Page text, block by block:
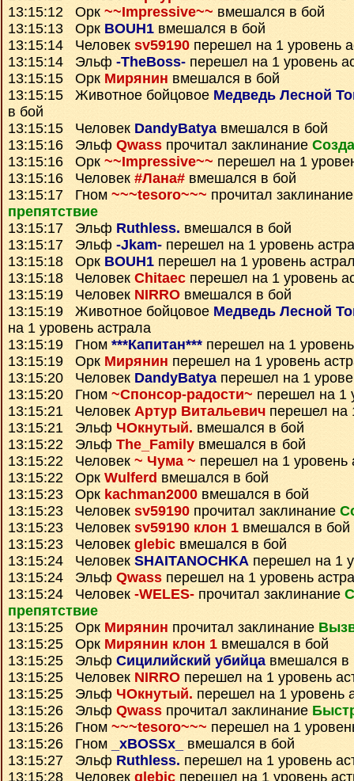
13:15:12 Орк ~~Impressive~~ вмешался в бой
13:15:13 Орк BOUH1 вмешался в бой
13:15:14 Человек sv59190 перешел на 1 уровень
13:15:14 Эльф -TheBoss- перешел на 1 уровень
13:15:15 Орк Мирянин вмешался в бой
13:15:15 Животное бойцовое Медведь Лесной
в бой
13:15:15 Человек DandyBatyaвмешался в бой
13:15:16 Эльф Qwass прочитал заклинание
13:15:16 Орк ~~Impressive~~ перешел на 1
13:15:16 Человек #Лана# вмешался в бой
13:15:17 Гном ~~~tesoro~~~ прочитал
препятствие
13:15:17 Эльф Ruthless. вмешался в бой
13:15:17 Эльф -Jkam- перешел на 1 уровень
13:15:18 Орк BOUH1 перешел на 1 уровень
13:15:18 Человек Chitaec перешел на 1 уровень
13:15:19 Человек NIRRO вмешался в бой
13:15:19 Животное бойцовое Медведь Лесной
на 1 уровень астрала
13:15:19 Гном ***Капитан*** перешел на 1
13:15:19 Орк Мирянин перешел на 1 уровень
13:15:20 Человек DandyBatyaперешел на 1
13:15:20 Гном ~Спонсор-радости~ перешел на 1
13:15:21 Человек Артур Витальевич перешел на
13:15:21 Эльф ЧОкнутый. вмешался в бой
13:15:22 Эльф The_Family вмешался в бой
13:15:22 Человек ~ Чума ~ перешел на 1 уровень
13:15:22 Орк Wulferd вмешался в бой
13:15:23 Орк kachman2000 вмешался в бой
13:15:23 Человек sv59190 прочитал заклинание
13:15:23 Человек sv59190 клон 1 вмешался в бой
13:15:23 Человек glebic вмешался в бой
13:15:24 Человек SHAITANOCHKA перешел на 1
13:15:24 Эльф Qwass перешел на 1 уровень
13:15:24 Человек -WELES- прочитал заклинание
препятствие
13:15:25 Орк Мирянин прочитал заклинание
13:15:25 Орк Мирянин клон 1 вмешался в бой
13:15:25 Эльф Сицилийский убийцавмешался в
13:15:25 Человек NIRRO перешел на 1 уровень
13:15:25 Эльф ЧОкнутый. перешел на 1 уровень
13:15:26 Эльф Qwass прочитал заклинание
13:15:26 Гном ~~~tesoro~~~ перешел на 1
13:15:26 Гном
_xBOSSx_
вмешался в бой
13:15:27 Эльф Ruthless. перешел на 1 уровень
13:15:28 Человек glebic перешел на 1 уровень